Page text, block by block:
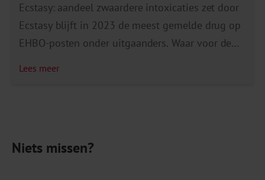
Niets missen?
Ecstasy: aandeel zwaardere intoxicaties zet door
Ecstasy blijft in 2023 de meest gemelde drug op
EHBO-posten onder uitgaanders. Waar voor de
Lees meer